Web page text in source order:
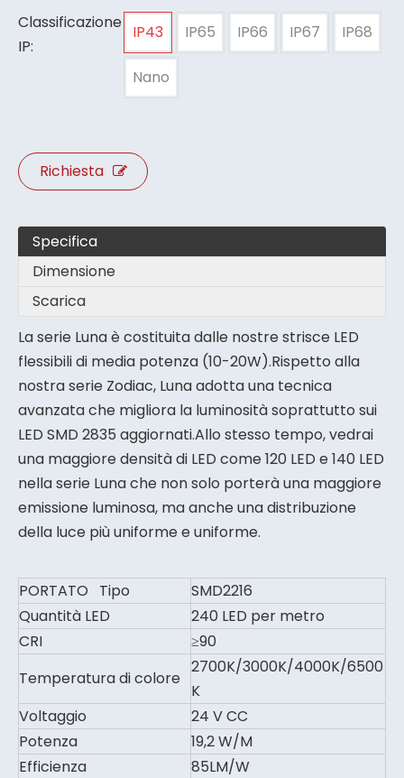
Classificazione
IP:
IP43 IP65 IP66 IP67 IP68
Nano
Richiesta
Specifica
Dimensione
Scarica
La serie Luna è costituita dalle nostre strisce LED
flessibili di media potenza (10-20W).Rispetto alla
nostra serie Zodiac, Luna adotta una tecnica
avanzata che migliora la luminosità soprattutto sui
LED SMD 2835 aggiornati.Allo stesso tempo, vedrai
una maggiore densità di LED come 120 LED e 140 LED
nella serie Luna che non solo porterà una maggiore
emissione luminosa, ma anche una distribuzione
della luce più uniforme e uniforme.
PORTATO Tipo
SMD2216
Quantità LED
240 LED per metro
CRI
≥90
Temperatura di colore
2700K/3000K/4000K/6500
K
Voltaggio
24 V CC
Potenza
19,2 W/M
Efficienza
85LM/W